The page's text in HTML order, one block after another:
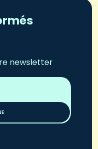
newsletter